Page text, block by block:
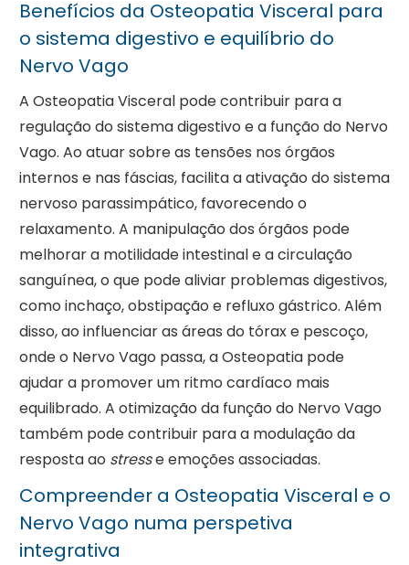
Benefícios da Osteopatia Visceral para
o sistema digestivo e equilíbrio do
Nervo Vago
A Osteopatia Visceral pode contribuir para a
regulação do sistema digestivo e a função do Nervo
Vago. Ao atuar sobre as tensões nos órgãos
internos e nas fáscias, facilita a ativação do sistema
nervoso parassimpático, favorecendo o
relaxamento. A manipulação dos órgãos pode
melhorar a motilidade intestinal e a circulação
sanguínea, o que pode aliviar problemas digestivos,
como inchaço, obstipação e refluxo gástrico. Além
disso, ao influenciar as áreas do tórax e pescoço,
onde o Nervo Vago passa, a Osteopatia pode
ajudar a promover um ritmo cardíaco mais
equilibrado. A otimização da função do Nervo Vago
também pode contribuir para a modulação da
resposta ao stresse emoções associadas.
Compreender a Osteopatia Visceral e o
Nervo Vago numa perspetiva
integrativa